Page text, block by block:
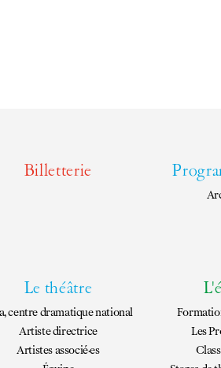
Billetterie
Le théâtre
centre dramatique national
Artiste directrice
Artistes associé·es
Les